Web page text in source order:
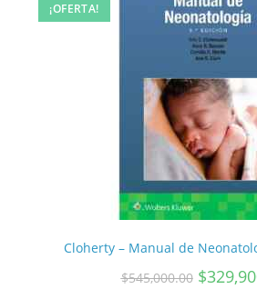
¡OFERTA!
Cloherty – Manual de
$545,000.00 $